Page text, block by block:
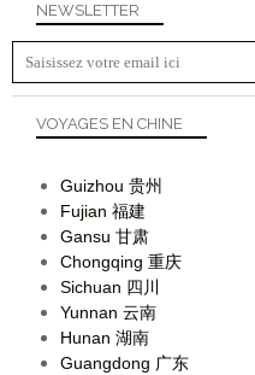
NEWSLETTER
VOYAGES EN CHINE
Guizhou 贵州
Fujian 福建
Gansu 甘肃
Chongqing 重庆
Sichuan 四川
Yunnan 云南
Hunan 湖南
Guangdong 广东